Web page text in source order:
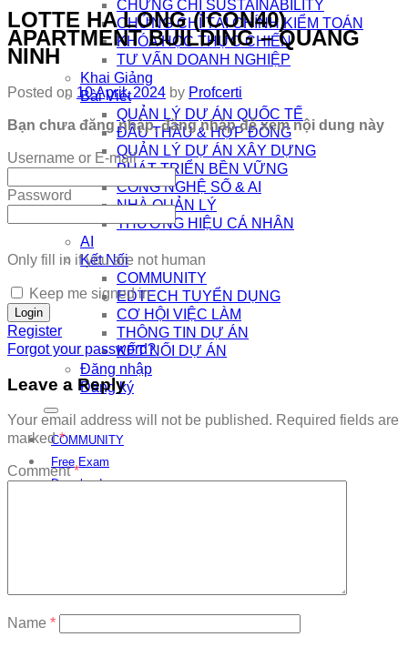
CHỨNG CHỈ SUSTAINABILITY
CHỨNG CHỈ TÀI CHÍNH KIỂM TOÁN
KHÓA HỌC THỰC CHIẾN
TƯ VẤN DOANH NGHIỆP
Khai Giảng
Bài Viết
QUẢN LÝ DỰ ÁN QUỐC TẾ
ĐẤU THẦU & HỢP ĐỒNG
QUẢN LÝ DỰ ÁN XÂY DỰNG
PHÁT TRIỂN BỀN VỮNG
CÔNG NGHỆ SỐ & AI
NHÀ QUẢN LÝ
THƯƠNG HIỆU CÁ NHÂN
AI
Kết Nối
COMMUNITY
EDTECH TUYỂN DỤNG
CƠ HỘI VIỆC LÀM
THÔNG TIN DỰ ÁN
KẾT NỐI DỰ ÁN
Đăng nhập
Đăng ký
COMMUNITY
Free Exam
Download
LOTTE HA LONG (ICON40)
APARTMENT BUILDING – QUANG
NINH
Posted on 10 April, 2024 by Profcerti
Bạn chưa đăng nhập, đăng nhập để xem nội dung này
Username or E-mail
Password
Only fill in if you are not human
Keep me signed in
Register
Forgot your password?
Leave a Reply
Your email address will not be published. Required fields are
marked*
Comment*
Name *